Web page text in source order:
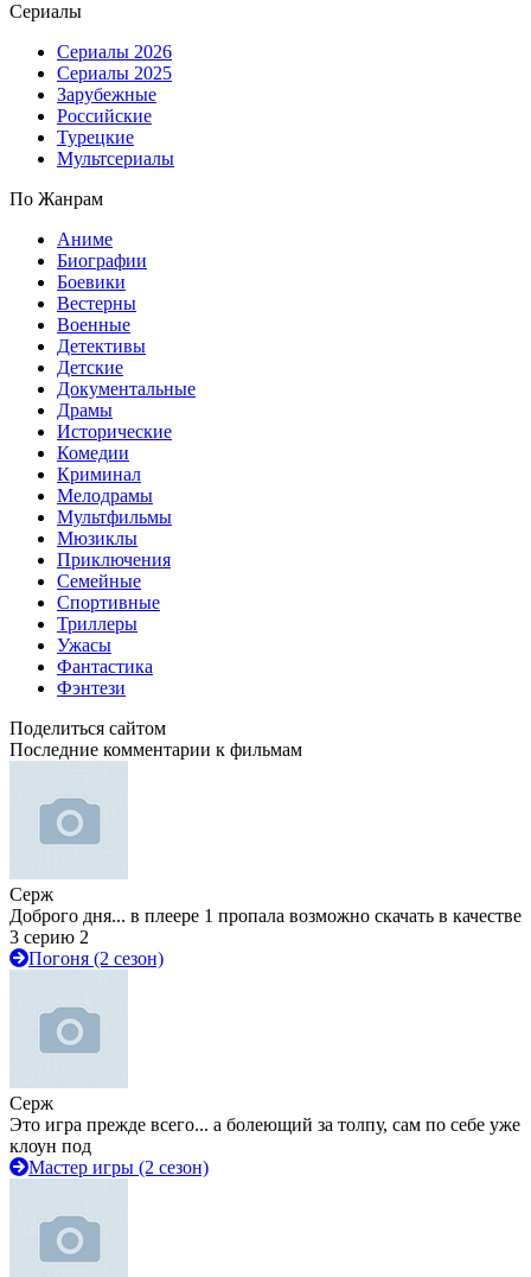
Сериалы
Сериалы 2026
Сериалы 2025
Зарубежные
Российские
Турецкие
Мультсериалы
По Жанрам
Аниме
Биографии
Боевики
Вестерны
Военные
Детективы
Детские
Документальные
Драмы
Исторические
Комедии
Криминал
Мелодрамы
Мультфильмы
Мюзиклы
Приключения
Семейные
Спортивные
Триллеры
Ужасы
Фантастика
Фэнтези
Поделиться сайтом
Последние комментарии к фильмам
Серж
Доброго дня... в плеере 1 пропала возможно скачать в качестве
3 серию 2
Погоня (2 сезон)
Серж
Это игра прежде всего... а болеющий за толпу, сам по себе уже
клоун под
Мастер игры (2 сезон)